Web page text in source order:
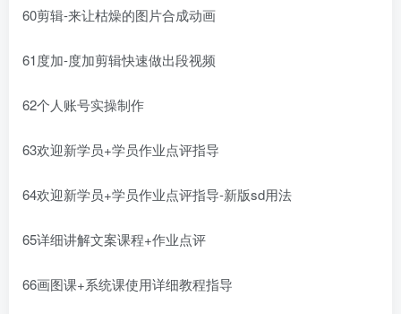
60剪辑-来让枯燥的图片合成动画
61度加-度加剪辑快速做出段视频
62个人账号实操制作
63欢迎新学员+学员作业点评指导
64欢迎新学员+学员作业点评指导-新版sd用法
65详细讲解文案课程+作业点评
66画图课+系统课使用详细教程指导